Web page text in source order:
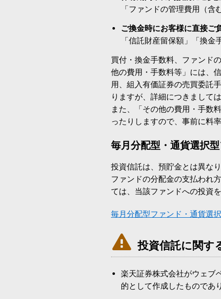
「ファンドの管理費用（
ご換金時にお客様に直接ご
「信託財産留保額」「換
買付・換金手数料、ファンド
他の費用・手数料等」には、
用、組入有価証券の売買委託
りますが、詳細につきまして
また、「その他の費用・手数
ったりしますので、事前に料
毎月分配型・通貨選択
投資信託は、預貯金とは異な
ファンドの分配金の支払われ
ては、当該ファンドへの投資
毎月分配型ファンド・通貨選
 投資信託に関す
楽天証券株式会社がウェブ
的として作成したものであ